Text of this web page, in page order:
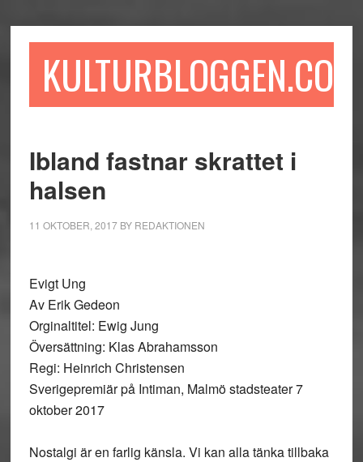
till
till
sidofältet
till
KULTURBLOGGEN.COM
Ibland fastnar skrattet i
halsen
11 OKTOBER, 2017BY REDAKTIONEN
Evigt Ung
Av Erik Gedeon
Orginaltitel: Ewig Jung
Översättning: Klas Abrahamsson
Regi: Heinrich Christensen
Sverigepremiär på Intiman, Malmö stadsteater 7
oktober 2017
Nostalgi är en farlig känsla. Vi kan alla tänka tillbaka